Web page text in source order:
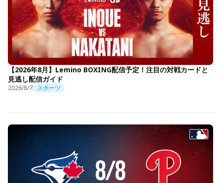
【2026年8月】Lemino BOXING配信予定！注目の対戦カードと
見逃し配信ガイド
2026/8/7 スポーツ